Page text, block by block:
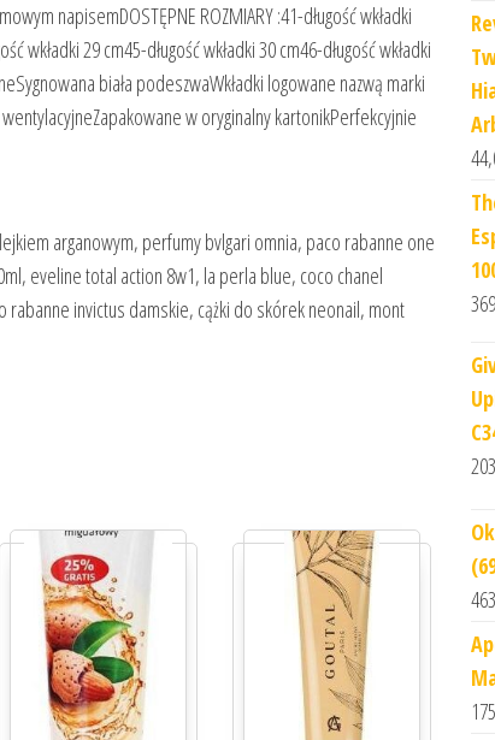
napisemDOSTĘPNE ROZMIARY :41-długość wkładki
wkładki 29 cm45-długość wkładki 30 cm46-długość wkładki
biała podeszwaWkładki logowane nazwą marki
w oryginalny kartonikPerfekcyjnie
arganowym, perfumy bvlgari omnia, paco rabanne one
eveline total action 8w1, la perla blue, coco chanel
invictus damskie, cążki do skórek neonail, mont